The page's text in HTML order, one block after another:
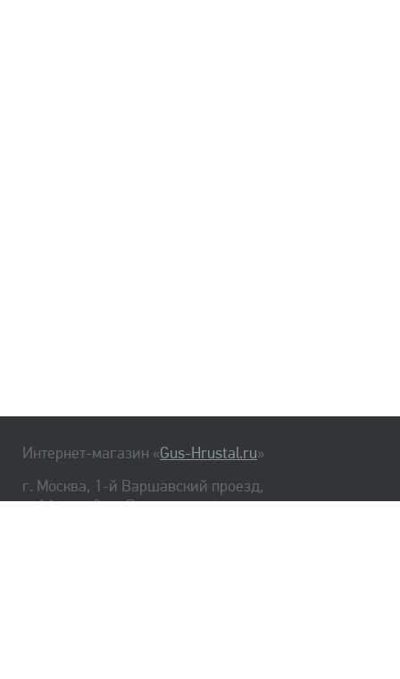
Интернет-магазин «Gus-Hrustal.ru»
г. Москва, 1-й Варшавский проезд,
д. 1А, стр. 3, м. Варшавская